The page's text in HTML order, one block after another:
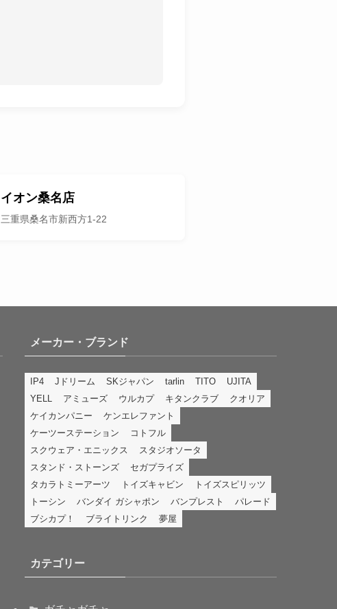
イオン桑名店
三重県桑名市新西方1-22
メーカー・ブランド
IP4 Jドリーム SKジャパン tarlin TITO
UJITA
YELL
アミューズ ウルカプ キタンクラブ
クオリア
ケイカンパニー
ケンエレファント
ケーツーステーション
コトフル
スクウェア・エニックス
スタジオソータ
スタンド・ストーンズ
セガプライズ
タカラトミーアーツ
トイズキャビン
トイズスピリッツ
トーシン
バンダイ ガシャポン バンプレスト
パレード
ブシカプ！
ブライトリンク 夢屋
カテゴリー